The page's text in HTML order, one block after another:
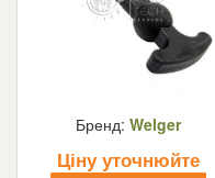
Бренд: Welger
Ціну уточнюйте